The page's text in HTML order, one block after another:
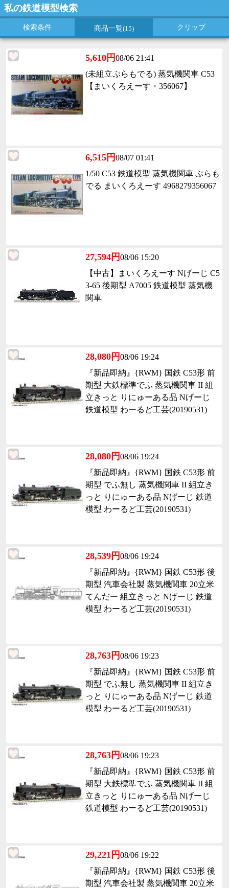
私の鉄道模型検索
検索条件 商品一覧(15) クリップ
5,610円08/06 21:41
(未組立ぷらもでる) 蒸気機関車 C53
【まいくろえーす・356067】
6,515円08/07 01:41
1/50 C53 鉄道模型 蒸気機関車 ぷらも
でる まいくろえーす 4968279356067
27,594円08/06 15:20
【中古】まいくろえーす Nげーじ C5
3-65 後期型 A7005 鉄道模型 蒸気機
関車
28,080円08/06 19:24
『新品即納』{RWM} 国鉄 C53形 前
期型 大鉄標準でふ 蒸気機関車 II 組
立きっと りにゅーある品 Nげーじ
鉄道模型 わーるど工芸(20190531)
28,080円08/06 19:24
『新品即納』{RWM} 国鉄 C53形 前
期型 でふ無し 蒸気機関車 II 組立き
っと りにゅーある品 Nげーじ 鉄道
模型 わーるど工芸(20190531)
28,539円08/06 19:24
『新品即納』{RWM} 国鉄 C53形 後
期型 汽車会社製 蒸気機関車 20立米
てんだー 組立きっと Nげーじ 鉄道
模型 わーるど工芸(20190531)
28,763円08/06 19:23
『新品即納』{RWM} 国鉄 C53形 前
期型 でふ無し 蒸気機関車 II 組立き
っと りにゅーある品 Nげーじ 鉄道
模型 わーるど工芸(20190531)
28,763円08/06 19:23
『新品即納』{RWM} 国鉄 C53形 前
期型 大鉄標準でふ 蒸気機関車 II 組
立きっと りにゅーある品 Nげーじ
鉄道模型 わーるど工芸(20190531)
29,221円08/06 19:22
『新品即納』{RWM} 国鉄 C53形 後
期型 汽車会社製 蒸気機関車 20立米